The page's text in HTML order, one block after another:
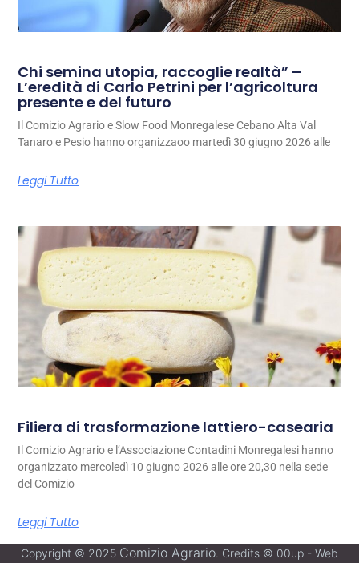
Chi semina utopia, raccoglie realtà” –
L’eredità di Carlo Petrini per l’agricoltura
presente e del futuro
Il Comizio Agrario e Slow Food Monregalese Cebano Alta Val
Tanaro e Pesio hanno organizzaoo martedì 30 giugno 2026 alle
Leggi Tutto
Filiera di trasformazione lattiero-casearia
Il Comizio Agrario e l’Associazione Contadini Monregalesi hanno
organizzato mercoledì 10 giugno 2026 alle ore 20,30 nella sede
del Comizio
Leggi Tutto
Copyright © 2025 Comizio Agrario. Credits © 00up - Web